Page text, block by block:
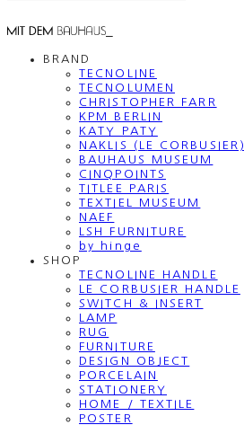
BRAND
TECNOLINE
TECNOLUMEN
CHRISTOPHER FARR
KPM BERLIN
KATY PATY
NAKLIS (LE CORBUSIER)
BAUHAUS MUSEUM
CINQPOINTS
TITLEE PARIS
TEXTIEL MUSEUM
NAEF
LSH FURNITURE
by hinge
SHOP
TECNOLINE HANDLE
LE CORBUSIER HANDLE
SWITCH & INSERT
LAMP
RUG
FURNITURE
DESIGN OBJECT
PORCELAIN
STATIONERY
HOME / TEXTILE
POSTER